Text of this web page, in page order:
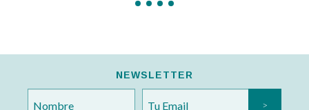
NEWSLETTER